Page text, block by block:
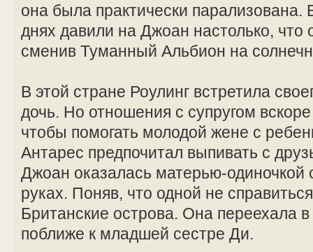
она была практически
днях давили на Джоан настолько, что
сменив Туманный Альбион на
В этой стране Роулинг встретила
дочь. Но отношения с супругом
чтобы помогать молодой жене с
Антарес предпочитал выпивать с
Джоан оказалась матерью-одиночкой
руках. Поняв, что одной не
Британские острова. Она переехала
поближе к младшей сестре Ди.